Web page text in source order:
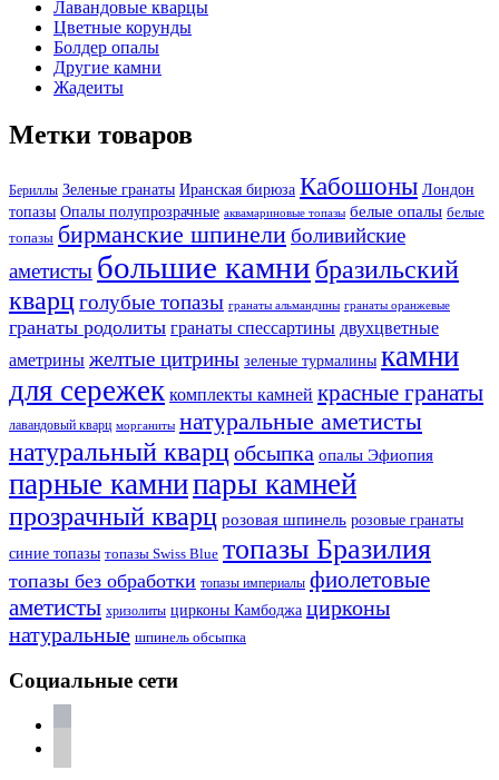
Лавандовые кварцы
Цветные корунды
Болдер опалы
Другие камни
Жадеиты
Метки товаров
Бериллы Зеленые гранаты Иранская бирюза Кабошоны Лондон
топазы Опалы полупрозрачные аквамариновые топазы белые опалы белые
топазы бирманские шпинелиболивийские
аметисты большие камни бразильский
кварцголубые топазы гранаты альмандины гранаты оранжевые
гранаты родолиты гранаты спессартины двухцветные
аметрины желтые цитрины зеленые турмалины камни
для сережек комплекты камней красные гранаты
лавандовый кварц морганиты натуральные аметисты
натуральный кварцобсыпка опалы Эфиопия
парные камнипары камней
прозрачный кварц розовая шпинель розовые гранаты
синие топазы топазы Swiss Blue топазы Бразилия
топазы без обработки топазы империалы фиолетовые
аметисты хризолиты цирконы Камбоджа цирконы
натуральные шпинель обсыпка
Социальные сети